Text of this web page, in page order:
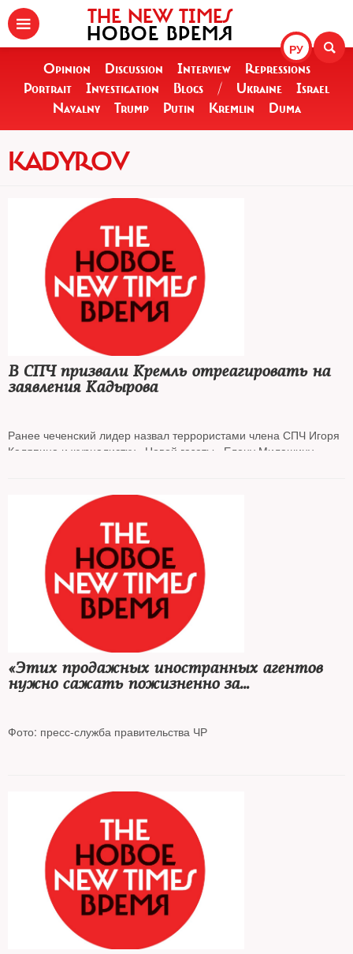
РУ
THE NEW TIMES
НОВОЕ ВРЕМЯ
Opinion Discussion Interview
Repressions
Portrait
Investigation Blogs / Ukraine
Israel
Navalny
Trump Putin Kremlin Duma
KADYROV
В СПЧ призвали Кремль отреагировать на
заявления Кадырова
Ранее чеченский лидер назвал террористами члена СПЧ Игоря
Каляпина и журналистку «Новой газеты» Елену Милашину
«Этих продажных иностранных агентов
нужно сажать пожизненно за
Фото: пресс-служба правительства ЧР
«присоединить к Чеченской Республике Украину»